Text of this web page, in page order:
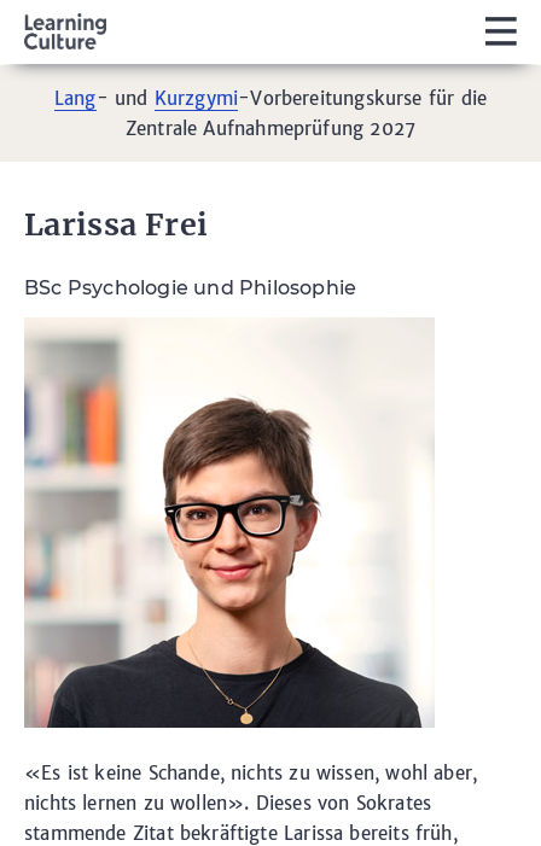
Lang- und Kurzgymi-Vorbereitungskurse für die
Zentrale Aufnahmeprüfung 2027
Larissa Frei
BSc Psychologie und Philosophie
«Es ist keine Schande, nichts zu wissen, wohl aber,
nichts lernen zu wollen». Dieses von Sokrates
stammende Zitat bekräftigte Larissa bereits früh,